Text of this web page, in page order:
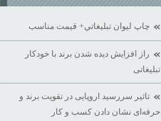
چاپ ليوان تبليغاتي+ قيمت مناسب
راز افزایش دیده ‌شدن برند با خودکار
تبلیغاتی
تاثیر سررسید اروپایی در تقویت برند و
حرفه‌ای نشان دادن کسب ‌و کار